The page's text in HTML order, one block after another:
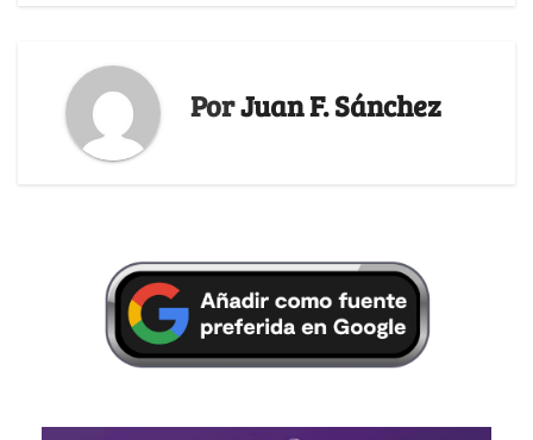
PorJuan F. Sánchez